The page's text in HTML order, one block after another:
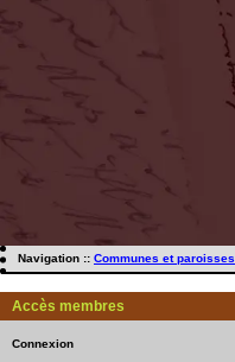
Navigation :: Communes et paroisses
Accès membres
Connexion